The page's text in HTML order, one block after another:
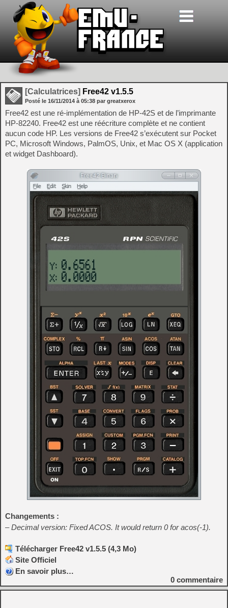
[Calculatrices] Free42 v1.5.5
Posté le 16/11/2014 à 05:38 par greatxerox
Free42 est une ré-implémentation de HP-42S et de l’imprimante
HP-82240. Free42 est une réécriture complète et ne contient
aucun code HP. Les versions de Free42 s’exécutent sur Pocket
PC, Microsoft Windows, PalmOS, Unix, et Mac OS X (application
et widget Dashboard).
Changements :
– Decimal version: Fixed ACOS. It would return 0 for acos(-1).
Télécharger Free42 v1.5.5 (4,3 Mo)
Site Officiel
En savoir plus…
0 commentaire